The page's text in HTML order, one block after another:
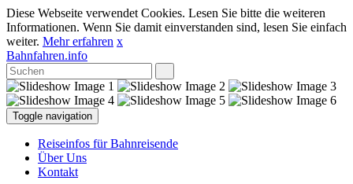
Diese Webseite verwendet Cookies. Lesen Sie bitte die weiteren
Informationen. Wenn Sie damit einverstanden sind, lesen Sie einfach
weiter. Mehr erfahren x
Bahnfahren.info
Toggle navigation
Reiseinfos für Bahnreisende
Über Uns
Kontakt